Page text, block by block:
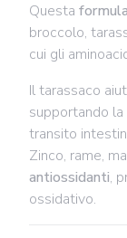
Questa
broccolo,
cui gli
Il tarassaco
supportando
transito
Zinco, rame,
antiossidanti,
ossidativo.